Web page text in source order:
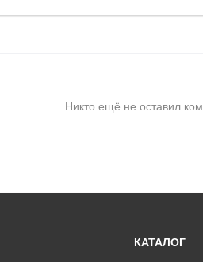
Никто ещё не оставил
КАТАЛОГ